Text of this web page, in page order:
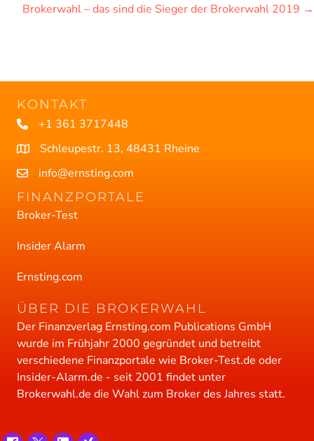
Brokerwahl – das sind die Sieger der Brokerwahl 2019 →
KONTAKT
+1 361 3717448
Schleupestr. 13, 48431 Rheine
info@ernsting.com
FINANZPORTALE
Broker-Test
Insider Alarm
Ernsting.com
ÜBER DIE BROKERWAHL
Der Finanzverlag Ernsting.com Publications GmbH
wurde im Frühjahr 2000 gegründet und betreibt
verschiedene Finanzportale wie Broker-Test.de oder
Insider-Alarm.de - seit 2001 findet unter
Brokerwahl.de die Wahl zum Broker des Jahres statt.